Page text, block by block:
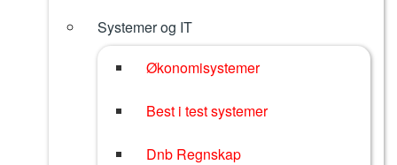
Systemer og IT
Økonomisystemer
Best i test systemer
Dnb Regnskap